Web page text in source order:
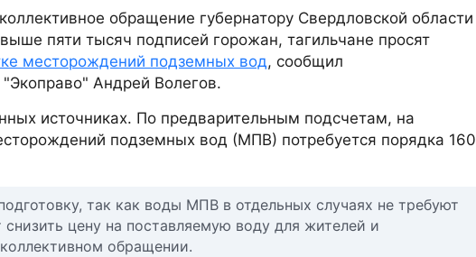
обращение губернатору Свердловской области
пяти тысяч подписей горожан, тагильчане просят
месторождений подземных вод, сообщил
Андрей Волегов.
источниках. По предварительным подсчетам, на
подземных вод (МПВ) потребуется порядка 160
так как воды МПВ в отдельных случаях не требуют
цену на поставляемую воду для жителей и
обращении.